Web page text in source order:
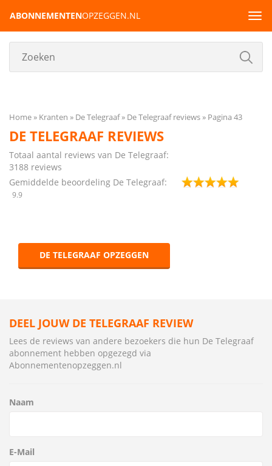
ABONNEMENTENOPZEGGEN.NL
Home Kranten De Telegraaf De Telegraaf reviews Pagina 43
DE TELEGRAAF REVIEWS
Totaal aantal reviews van De Telegraaf:
3188 reviews
Gemiddelde beoordeling De Telegraaf:
9.9
DE TELEGRAAF OPZEGGEN
DEEL JOUW DE TELEGRAAF REVIEW
Lees de reviews van andere bezoekers die hun De Telegraaf
abonnement hebben opgezegd via
Abonnementenopzeggen.nl
Naam
E-Mail